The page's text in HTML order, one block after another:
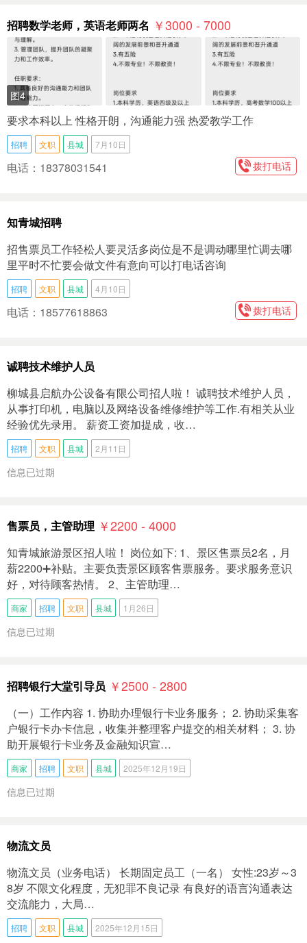
招聘数学老师，英语老师两名 ￥3000 - 7000
图4
要求本科以上 性格开朗，沟通能力强 热爱教学工作
招聘 文职 县城 7月10日
电话：18378031541 拨打电话
知青城招聘
招售票员工作轻松人要灵活多岗位是不是调动哪里忙调去哪
里平时不忙要会做文件有意向可以打电话咨询
招聘 文职 县城 4月10日
电话：18577618863 拨打电话
诚聘技术维护人员
柳城县启航办公设备有限公司招人啦！ 诚聘技术维护人员，
从事打印机，电脑以及网络设备维修维护等工作.有相关从业
经验优先录用。 薪资工资加提成，收…
招聘 文职 县城 2月11日
信息已过期
售票员，主管助理 ￥2200 - 4000
知青城旅游景区招人啦！ 岗位如下: 1、景区售票员2名，月
薪2200➕补贴。主要负责景区顾客售票服务。要求服务意识
好，对待顾客热情。 2、主管助理…
商家 招聘 文职 县城 1月26日
信息已过期
招聘银行大堂引导员 ￥2500 - 2800
（一）工作内容 1. 协助办理银行卡业务服务； 2. 协助采集客
户银行卡办卡信息，收集并整理客户提交的相关材料； 3. 协
助开展银行卡业务及金融知识宣…
商家 招聘 文职 县城 2025年12月19日
信息已过期
物流文员
物‮文流‬员（业务电话） 长期固定员工（一名） 女性:23岁～3
8岁 不限文化程度，无‮罪犯‬不良记录 有良好的‮言语‬沟通表达‮
流交‬能力，大局…
招聘 文职 县城 2025年12月15日